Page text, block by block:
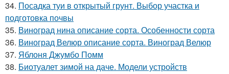
34. Посадка туи в открытый грунт. Выбор участка и
подготовка почвы
35. Виноград нина описание сорта. Особенности сорта
36. Виноград Велюр описание сорта. Виноград Велюр
37. Яблоня Джумбо Помм
38. Биотуалет зимой на даче. Модели устройств